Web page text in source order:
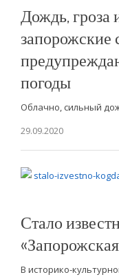
Дождь, гроза
запорожские
погоды
Облачно, сильный
29.09.2020
Стало
В историко-